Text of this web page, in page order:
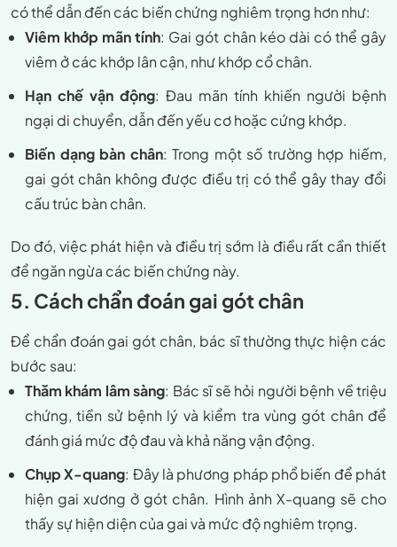
có thể dẫn đến các biến chứng nghiêm trọng hơn như:
Viêm khớp mãn tính: Gai gót chân kéo dài có thể gây
viêm ở các khớp lân cận, như khớp cổ chân.
Hạn chế vận động: Đau mãn tính khiến người bệnh
ngại di chuyển, dẫn đến yếu cơ hoặc cứng khớp.
Biến dạng bàn chân: Trong một số trường hợp hiếm,
gai gót chân không được điều trị có thể gây thay đổi
cấu trúc bàn chân.
Do đó, việc phát hiện và điều trị sớm là điều rất cần thiết
để ngăn ngừa các biến chứng này.
5. Cách chẩn đoán gai gót chân
Để chẩn đoán gai gót chân, bác sĩ thường thực hiện các
bước sau:
Thăm khám lâm sàng: Bác sĩ sẽ hỏi người bệnh về triệu
chứng, tiền sử bệnh lý và kiểm tra vùng gót chân để
đánh giá mức độ đau và khả năng vận động.
Chụp X-quang: Đây là phương pháp phổ biến để phát
hiện gai xương ở gót chân. Hình ảnh X-quang sẽ cho
thấy sự hiện diện của gai và mức độ nghiêm trọng.